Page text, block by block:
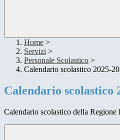
Home >
Servizi >
Personale Scolastico >
Calendario scolastico 2025-
Calendario scolastico
Calendario scolastico della Regione